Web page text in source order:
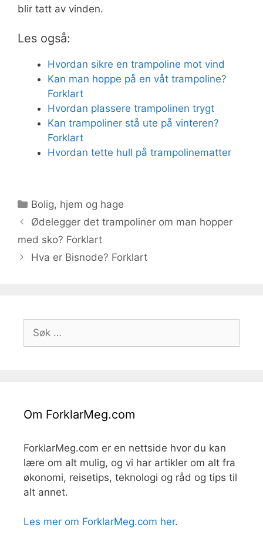
blir tatt av vinden.
Les også:
Hvordan sikre en trampoline mot vind
Kan man hoppe på en våt trampoline?
Forklart
Hvordan plassere trampolinen trygt
Kan trampoliner stå ute på vinteren?
Forklart
Hvordan tette hull på trampolinematter
Kategorier
Bolig, hjem og hage
Ødelegger det trampoliner om man hopper
med sko? Forklart
Hva er Bisnode? Forklart
etter:
Om ForklarMeg.com
ForklarMeg.com er en nettside hvor du kan
lære om alt mulig, og vi har artikler om alt fra
økonomi, reisetips, teknologi og råd og tips til
alt annet.
Les mer om ForklarMeg.com her.